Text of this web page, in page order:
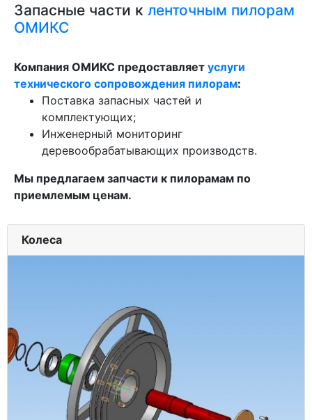
Запасные части к ленточным пилорам
ОМИКС
Компания ОМИКС предоставляет услуги
технического сопровождения пилорам:
Поставка запасных частей и
комплектующих;
Инженерный мониторинг
деревообрабатывающих производств.
Мы предлагаем запчасти к пилорамам по
приемлемым ценам.
Колеса